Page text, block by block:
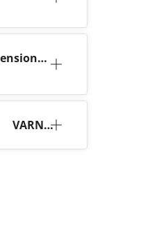
VARNI